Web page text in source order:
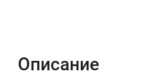
Описание